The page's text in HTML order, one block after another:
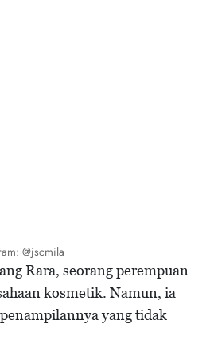
@jscmila
Rara, seorang perempuan
kosmetik. Namun, ia
yang tidak